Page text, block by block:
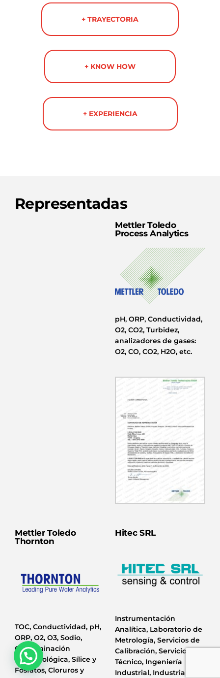
+ TRAYECTORIA
+ KNOW HOW
+ EXPERIENCIA
Representadas
Mettler Toledo
Process Analytics
pH, ORP, Conductividad,
O2, CO2, Turbidez,
analizadores de gases:
O2, CO, CO2, H2O, etc.
Mettler Toledo
Thornton
TOC, Conductividad, pH,
ORP, O2, O3, Sodio,
Contaminación
microbiológica, Sílice y
Fosfatos, Cloruros y
Hitec SRL
Instrumentación
Analítica, Laboratorio de
Metrología, Servicios de
Calibración, Servicio
Técnico, Ingeniería
Industrial, Industria 4.0 y